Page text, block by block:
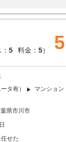
だして作業してい
は、料金が高い。
5 料金： 5） 5
タ有）
マンション
県市川市
せた